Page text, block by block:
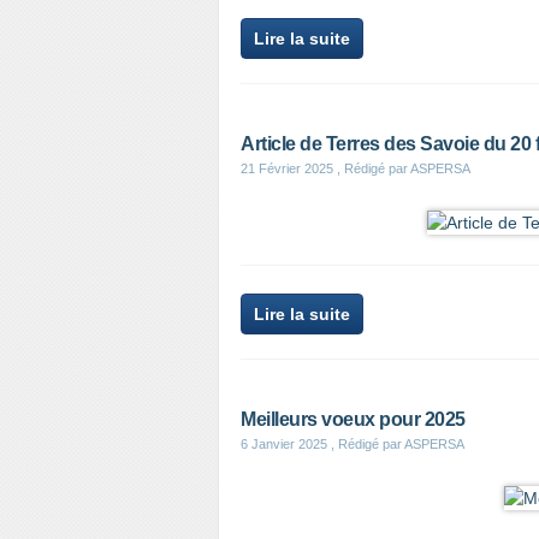
Lire la suite
Article de Terres des Savoie du 20
21 Février 2025 , Rédigé par ASPERSA
Lire la suite
Meilleurs voeux pour 2025
6 Janvier 2025 , Rédigé par ASPERSA